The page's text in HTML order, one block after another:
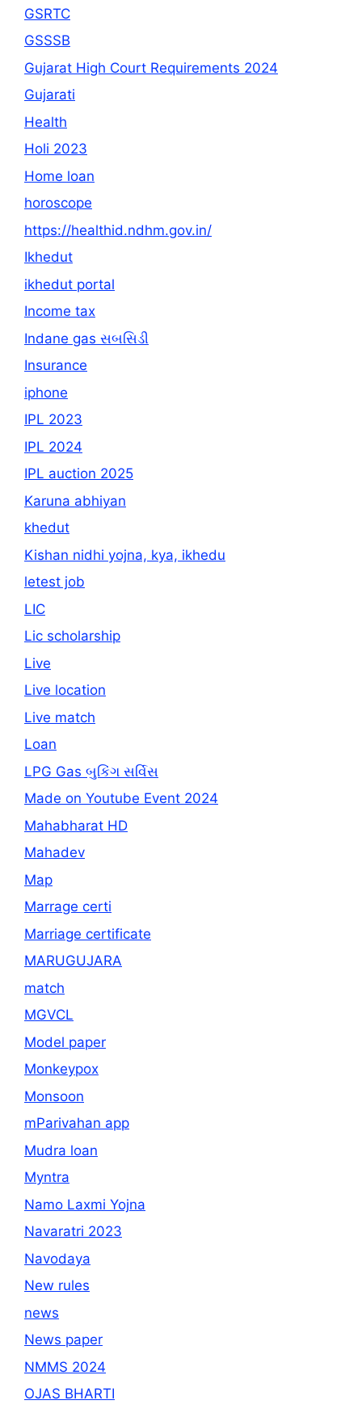
GSRTC
GSSSB
Gujarat High Court Requirements 2024
Gujarati
Health
Holi 2023
Home loan
horoscope
https://healthid.ndhm.gov.in/
Ikhedut
ikhedut portal
Income tax
Indane gas સબસિડી
Insurance
iphone
IPL 2023
IPL 2024
IPL auction 2025
Karuna abhiyan
khedut
Kishan nidhi yojna, kya, ikhedu
letest job
LIC
Lic scholarship
Live
Live location
Live match
Loan
LPG Gas બુકિંગ સર્વિસ
Made on Youtube Event 2024
Mahabharat HD
Mahadev
Map
Marrage certi
Marriage certificate
MARUGUJARA
match
MGVCL
Model paper
Monkeypox
Monsoon
mParivahan app
Mudra loan
Myntra
Namo Laxmi Yojna
Navaratri 2023
Navodaya
New rules
news
News paper
NMMS 2024
OJAS BHARTI